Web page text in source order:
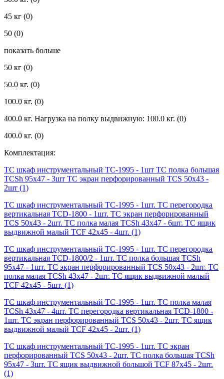
45 кг (0)
50 (0)
показать больше
50 кг (0)
50.0 кг. (0)
100.0 кг. (0)
400.0 кг. Нагрузка на полку выдвижную: 100.0 кг. (0)
400.0 кг. (0)
Комплектация:
TC шкаф инструментальный TC-1995 - 1шт TC полка большая
TCSh 95х47 - 3шт TC экран перфорированный TCS 50x43 -
2шт (1)
TC шкаф инструментальный TC-1995 - 1шт. TC перегородка
вертикальная TCD-1800 - 1шт. TC экран перфорированный
TCS 50x43 - 2шт. TC полка малая TCSh 43х47 - 6шт. TC ящик
выдвижной малый TCF 42x45 - 4шт. (1)
TC шкаф инструментальный TC-1995 - 1шт. TC перегородка
вертикальная TCD-1800/2 - 1шт. TC полка большая TCSh
95х47 - 1шт. TC экран перфорированный TCS 50x43 - 2шт. TC
полка малая TCSh 43х47 - 2шт. TC ящик выдвижной малый
TCF 42x45 - 5шт. (1)
TC шкаф инструментальный TC-1995 - 1шт. TC полка малая
TCSh 43х47 - 4шт. TC перегородка вертикальная TCD-1800 -
1шт. TC экран перфорированный TCS 50x43 - 2шт. TC ящик
выдвижной малый TCF 42x45 - 2шт. (1)
TC шкаф инструментальный TC-1995 - 1шт. TC экран
перфорированный TCS 50x43 - 2шт. TC полка большая TCSh
95х47 - 3шт. TC ящик выдвижной большой TCF 87x45 - 2шт.
(1)